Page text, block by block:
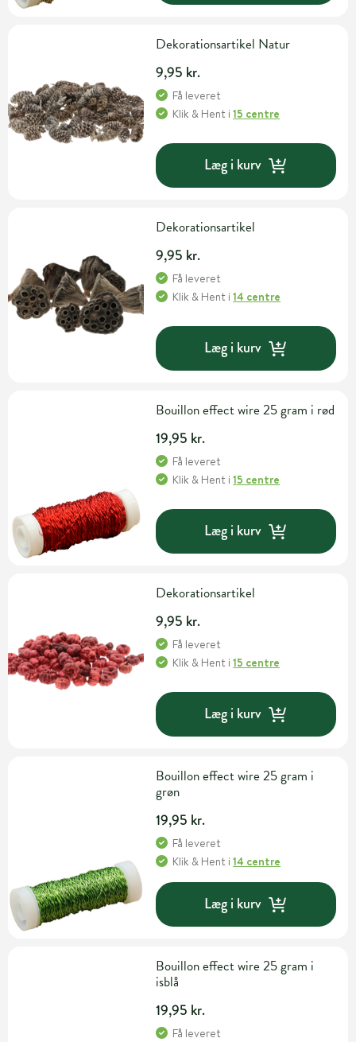
Dekorationsartikel Natur
9,95 kr.
Få leveret
Klik & Hent i15 centre
Læg i kurv
Dekorationsartikel
9,95 kr.
Få leveret
Klik & Hent i14 centre
Læg i kurv
Bouillon effect wire 25 gram i rød
19,95 kr.
Få leveret
Klik & Hent i15 centre
Læg i kurv
Dekorationsartikel
9,95 kr.
Få leveret
Klik & Hent i15 centre
Læg i kurv
Bouillon effect wire 25 gram i
grøn
19,95 kr.
Få leveret
Klik & Hent i14 centre
Læg i kurv
Bouillon effect wire 25 gram i
isblå
19,95 kr.
Få leveret